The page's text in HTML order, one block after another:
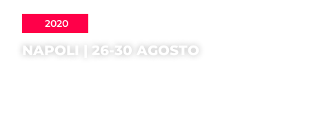
2020
NAPOLI | 26-30 AGOSTO